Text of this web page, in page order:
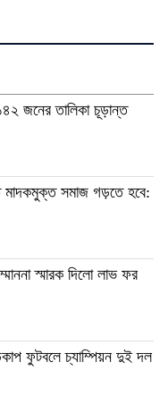
জনের তালিকা চূড়ান্ত
মাদকমুক্ত সমাজ গড়তে হবে:
স্মারক দিলো লাভ ফর
ফুটবলে চ্যাম্পিয়ন দুই দল